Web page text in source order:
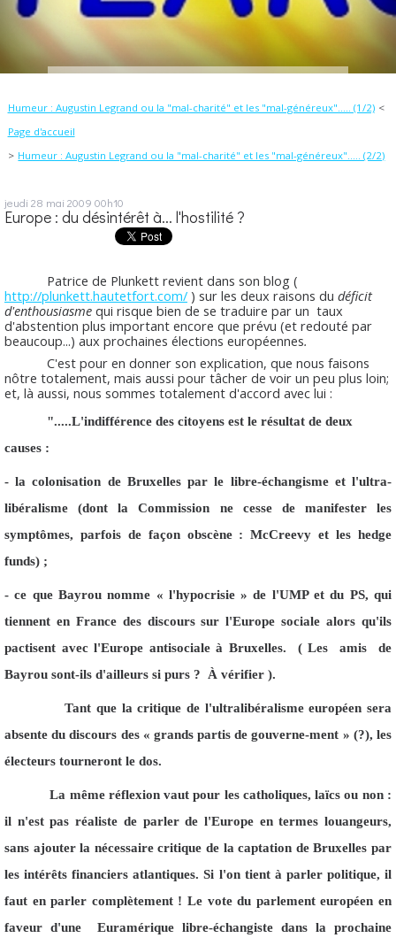
Humeur : Augustin Legrand ou la "mal-charité" et les "mal-généreux"..... (1/2)
Page d'accueil
Humeur : Augustin Legrand ou la "mal-charité" et les "mal-généreux"..... (2/2)
jeudi 28 mai 2009 00h10
Europe : du désintérêt à... l'hostilité ?
Patrice de Plunkett revient dans son blog (
http://plunkett.hautetfort.com/ ) sur les deux raisons du déficit
d'enthousiasme qui risque bien de se traduire par un taux
d'abstention plus important encore que prévu (et redouté par
beaucoup...) aux prochaines élections européennes.
C'est pour en donner son explication, que nous faisons
nôtre totalement, mais aussi pour tâcher de voir un peu plus loin;
et, là aussi, nous sommes totalement d'accord avec lui :
".....L'indifférence des citoyens est le résultat de deux
causes :
- la colonisation de Bruxelles par le libre-échangisme et l'ultra-
libéralisme (dont la Commission ne cesse de manifester les
symptômes, parfois de façon obscène : McCreevy et les hedge
funds) ;
- ce que Bayrou nomme « l'hypocrisie » de l'UMP et du PS, qui
tiennent en France des discours sur l'Europe sociale alors qu'ils
pactisent avec l'Europe antisociale à Bruxelles. ( Les amis de
Bayrou sont-ils d'ailleurs si purs ? À vérifier ).
Tant que la critique de l'ultralibéralisme européen sera
absente du discours des « grands partis de gouverne-ment » (?), les
électeurs tourneront le dos.
La même réflexion vaut pour les catholiques, laïcs ou non :
il n'est pas réaliste de parler de l'Europe en termes louangeurs,
sans ajouter la nécessaire critique de la captation de Bruxelles par
les intérêts financiers atlantiques. Si l'on tient à parler politique, il
faut en parler complètement ! Le vote du parlement européen en
faveur d'une Euramérique libre-échangiste dans la prochaine